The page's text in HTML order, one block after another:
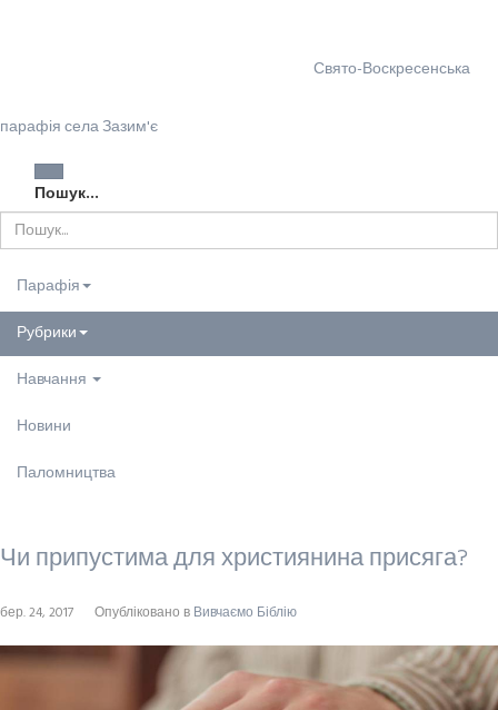
Свято-Воскресенська
парафія села Зазим'є
Пошук...
Парафія
Рубрики
Навчання
Новини
Паломництва
Чи припустима для християнина присяга?
бер. 24, 2017 Опубліковано в Вивчаємо Біблію